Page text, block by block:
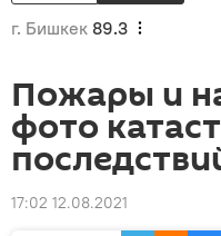
г. Бишкек 89.3
Пожары и
фото
17:02 12.08.2021